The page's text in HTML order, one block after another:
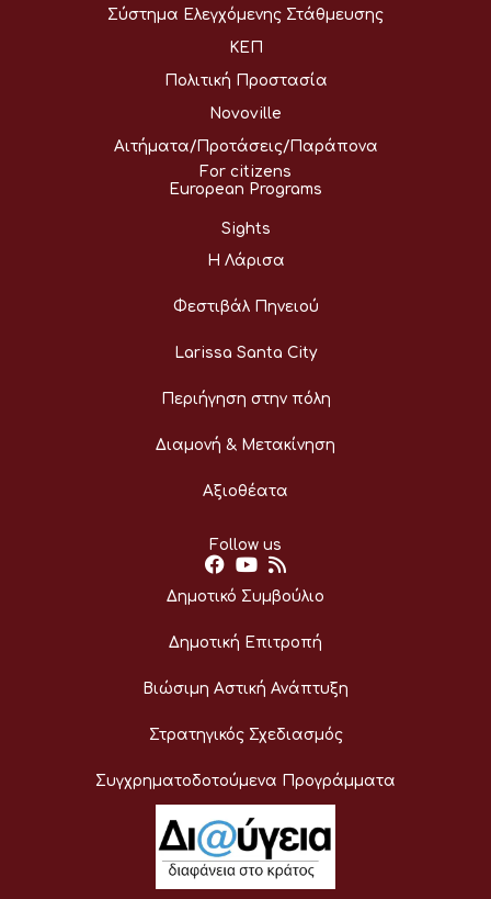
Σύστημα Ελεγχόμενης Στάθμευσης
ΚΕΠ
Πολιτική Προστασία
Novoville
Αιτήματα/Προτάσεις/Παράπονα
For citizens
European Programs
Sights
Η Λάρισα
Φεστιβάλ Πηνειού
Larissa Santa City
Περιήγηση στην πόλη
Διαμονή & Μετακίνηση
Αξιοθέατα
Follow us
Δημοτικό Συμβούλιο
Δημοτική Επιτροπή
Βιώσιμη Αστική Ανάπτυξη
Στρατηγικός Σχεδιασμός
Συγχρηματοδοτούμενα Προγράμματα